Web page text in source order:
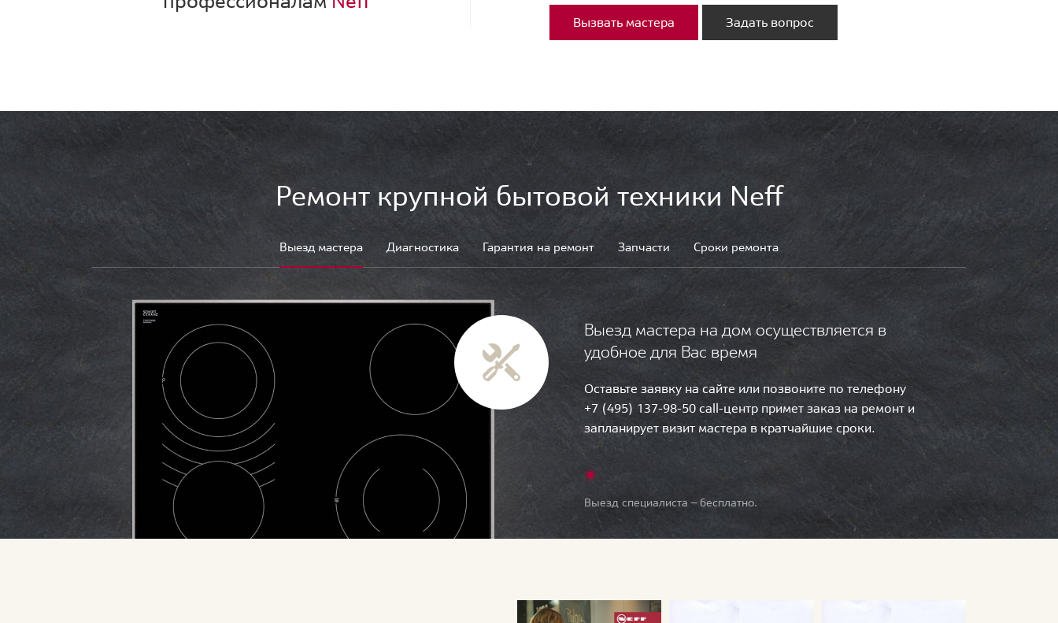
Вызвать мастера Задать вопрос
Ремонт крупной бытовой техники Neff
Выезд мастера Диагностика Гарантия на ремонт Запчасти Сроки ремонта
Выезд мастера на дом осуществляется в
удобное для Вас время
Оставьте заявку на сайте или позвоните по телефону
+7 (495) 137-98-50 call-центр примет заказ на ремонт и
запланирует визит мастера в кратчайшие сроки.
Выезд специалиста — бесплатно.